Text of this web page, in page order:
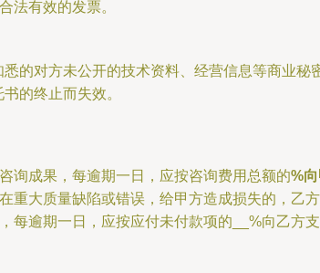
法有效的发票。
的对方未公开的技术资料、经营信息等商业
的终止而失效。
询成果，每逾期一日，应按咨询费用总额的%
重大质量缺陷或错误，给甲方造成损失的，乙
每逾期一日，应按应付未付款项的__%向乙方支